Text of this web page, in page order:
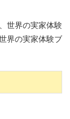
世界の実家体験
界の実家体験ブ